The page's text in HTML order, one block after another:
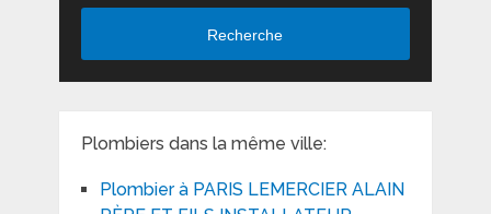
Recherche
Plombiers dans la même ville:
Plombier à PARIS LEMERCIER ALAIN